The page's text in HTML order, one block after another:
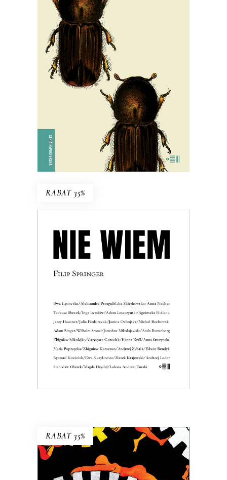
E-BOOK DO KOSZYKA
SZKODNIKI
Walka toczyła się nie tylko w lesie,
ale i w głowach ludzi.
59.90zł 38.94
KSIĄŻKA DO KOSZYKA
RABAT 35%
NIE WIEM
Może warto nauczyć się żyć z
56.00zł 36.40zł
KSIĄŻKA DO KOSZYKA
RABAT 35%